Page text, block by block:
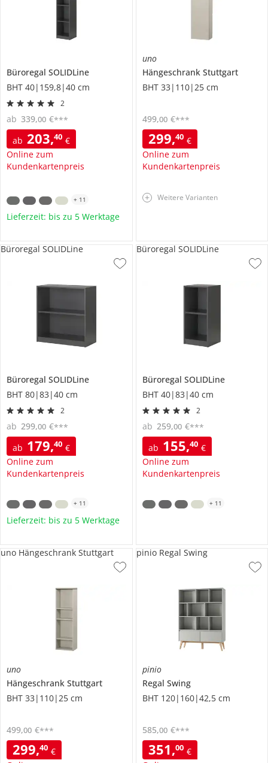
Büroregal SOLIDLine
BHT 40|159,8|40 cm
2
ab 203,40 €
Online zum
Kundenkartenpreis
ab 339,00 €***
+ 11
Lieferzeit: bis zu 5 Werktage
uno
Hängeschrank Stuttgart
BHT 33|110|25 cm
299,40 €
Online zum
Kundenkartenpreis
499,00 €***
Weitere Varianten
Büroregal SOLIDLine
BHT 80|83|40 cm
2
ab 179,40 €
Online zum
Kundenkartenpreis
ab 299,00 €***
Büroregal SOLIDLine
+ 11
Lieferzeit: bis zu 5 Werktage
Büroregal SOLIDLine
BHT 40|83|40 cm
2
ab 155,40 €
Online zum
Kundenkartenpreis
ab 259,00 €***
Büroregal SOLIDLine
+ 11
uno
Hängeschrank Stuttgart
BHT 33|110|25 cm
299,40 €
499,00 €***
uno Hängeschrank Stuttgart
pinio
Regal Swing
BHT 120|160|42,5 cm
351,00 €
585,00 €***
pinio Regal Swing